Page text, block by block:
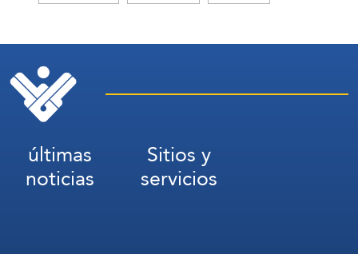
últimas
noticias
Sitios y
servicios